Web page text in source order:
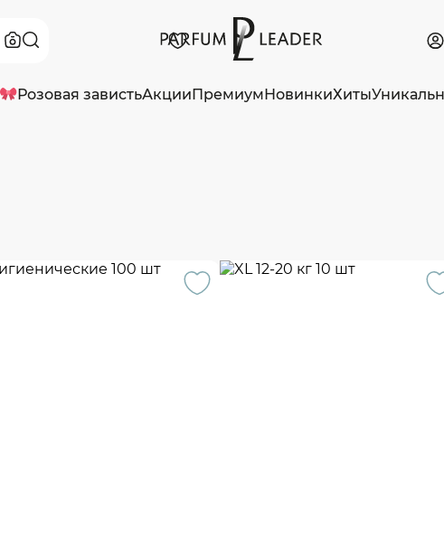
Розовая завистьАкцииПремиумНовинкиХиты